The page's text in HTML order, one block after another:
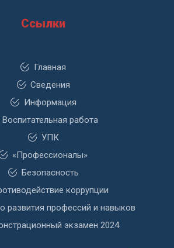
Ссылки
Главная
Сведения
Информация
Воспитательная работа
УПК
«Профессионалы»
Безопасность
коррупции
развития профессий и навыков
экзамен 2024